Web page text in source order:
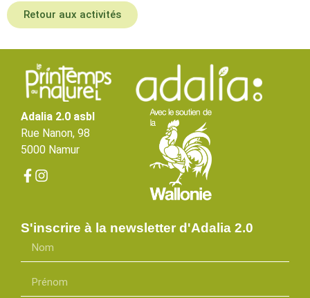
Retour aux activités
Adalia 2.0 asbl
Rue Nanon, 98
5000 Namur
S'inscrire à la newsletter d'Adalia 2.0